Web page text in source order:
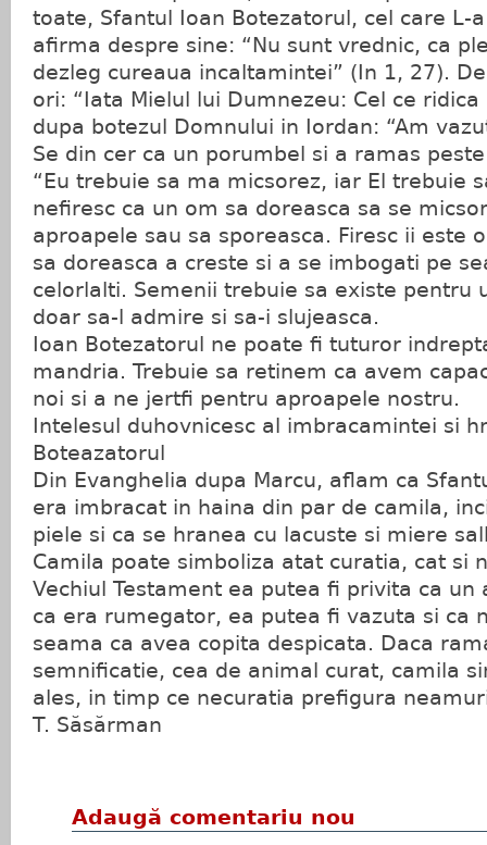
toate, Sfantul Ioan Botezatorul, cel care L-
afirma despre sine: “Nu sunt vrednic, ca
dezleg cureaua incaltamintei” (In 1, 27).
ori: “Iata Mielul lui Dumnezeu: Cel ce
dupa botezul Domnului in Iordan: “Am
Se din cer ca un porumbel si a ramas
“Eu trebuie sa ma micsorez, iar El trebuie
nefiresc ca un om sa doreasca sa se
aproapele sau sa sporeasca. Firesc ii este
sa doreasca a creste si a se imbogati pe
celorlalti. Semenii trebuie sa existe pentru
doar sa-l admire si sa-i slujeasca.
Ioan Botezatorul ne poate fi tuturor
mandria. Trebuie sa retinem ca avem
noi si a ne jertfi pentru aproapele nostru.
Intelesul duhovnicesc al imbracamintei si
Boteazatorul
Din Evanghelia dupa Marcu, aflam ca
era imbracat in haina din par de camila,
piele si ca se hranea cu lacuste si miere
Camila poate simboliza atat curatia, cat si
Vechiul Testament ea putea fi privita ca
ca era rumegator, ea putea fi vazuta si ca
seama ca avea copita despicata. Daca
semnificatie, cea de animal curat, camila
ales, in timp ce necuratia prefigura
T. Săsărman
Adaugă comentariu nou